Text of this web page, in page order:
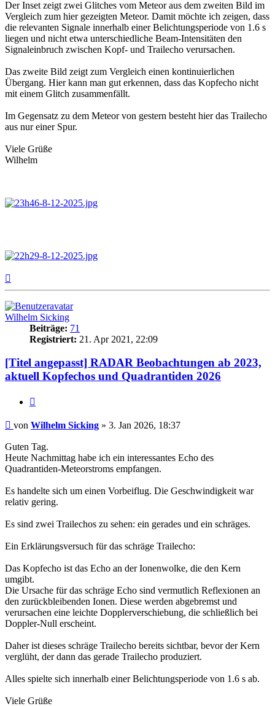
Der Inset zeigt zwei Glitches vom Meteor aus dem zweiten Bild im
Vergleich zum hier gezeigten Meteor. Damit möchte ich zeigen, dass
die relevanten Signale innerhalb einer Belichtungsperiode von 1.6 s
liegen und nicht etwa unterschiedliche Beam-Intensitäten den
Signaleinbruch zwischen Kopf- und Trailecho verursachen.
Das zweite Bild zeigt zum Vergleich einen kontinuierlichen
Übergang. Hier kann man gut erkennen, dass das Kopfecho nicht
mit einem Glitch zusammenfällt.
Im Gegensatz zu dem Meteor von gestern besteht hier das Trailecho
aus nur einer Spur.
Viele Grüße
Wilhelm
Wilhelm Sicking
Beiträge: 71
Registriert: 21. Apr 2021, 22:09
[Titel angepasst] RADAR Beobachtungen ab 2023,
aktuell Kopfechos und Quadrantiden 2026
Beitrag
von Wilhelm Sicking » 3. Jan 2026, 18:37
Guten Tag.
Heute Nachmittag habe ich ein interessantes Echo des
Quadrantiden-Meteorstroms empfangen.
Es handelte sich um einen Vorbeiflug. Die Geschwindigkeit war
relativ gering.
Es sind zwei Trailechos zu sehen: ein gerades und ein schräges.
Ein Erklärungsversuch für das schräge Trailecho:
Das Kopfecho ist das Echo an der Ionenwolke, die den Kern
umgibt.
Die Ursache für das schräge Echo sind vermutlich Reflexionen an
den zurückbleibenden Ionen. Diese werden abgebremst und
verursachen eine leichte Dopplerverschiebung, die schließlich bei
Doppler-Null erscheint.
Daher ist dieses schräge Trailecho bereits sichtbar, bevor der Kern
verglüht, der dann das gerade Trailecho produziert.
Alles spielte sich innerhalb einer Belichtungsperiode von 1.6 s ab.
Viele Grüße